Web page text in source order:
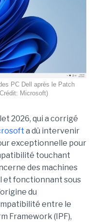
PC Dell après le Patch
Microsoft)
2026, qui a corrigé
a dû intervenir
exceptionnell e pour
touchant
des machines
et fonctionnant sous
du
entre le
Framework (IPF),